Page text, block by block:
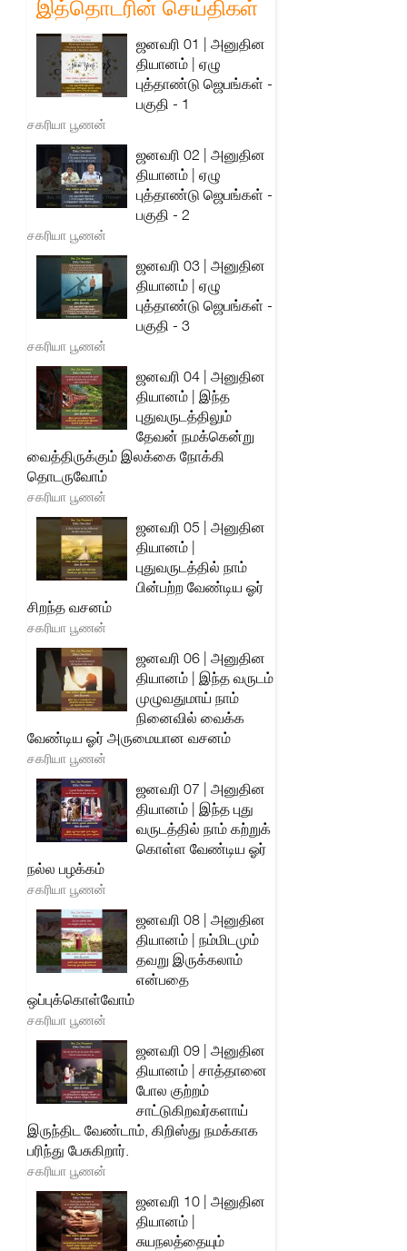
இத்தொடரின் செய்திகள்
ஜனவரி 01 | அனுதின
தியானம் | ஏழு
புத்தாண்டு ஜெபங்கள் -
பகுதி - 1
சகரியா பூணன்
ஜனவரி 02 | அனுதின
தியானம் | ஏழு
புத்தாண்டு ஜெபங்கள் -
பகுதி - 2
சகரியா பூணன்
ஜனவரி 03 | அனுதின
தியானம் | ஏழு
புத்தாண்டு ஜெபங்கள் -
பகுதி - 3
சகரியா பூணன்
ஜனவரி 04 | அனுதின
தியானம் | இந்த
புதுவருடத்திலும்
தேவன் நமக்கென்று
வைத்திருக்கும் இலக்கை நோக்கி
தொடருவோம்
சகரியா பூணன்
ஜனவரி 05 | அனுதின
தியானம் |
புதுவருடத்தில் நாம்
பின்பற்ற வேண்டிய ஓர்
சிறந்த வசனம்
சகரியா பூணன்
ஜனவரி 06 | அனுதின
தியானம் | இந்த வருடம்
முழுவதுமாய் நாம்
நினைவில் வைக்க
வேண்டிய ஓர் அருமையான வசனம்
சகரியா பூணன்
ஜனவரி 07 | அனுதின
தியானம் | இந்த புது
வருடத்தில் நாம் கற்றுக்
கொள்ள வேண்டிய ஓர்
நல்ல பழக்கம்
சகரியா பூணன்
ஜனவரி 08 | அனுதின
தியானம் | நம்மிடமும்
தவறு இருக்கலாம்
என்பதை
ஒப்புக்கொள்வோம்
சகரியா பூணன்
ஜனவரி 09 | அனுதின
தியானம் | சாத்தானை
போல குற்றம்
சாட்டுகிறவர்களாய்
இருந்திட வேண்டாம், கிறிஸ்து நமக்காக
பரிந்து பேசுகிறார்.
சகரியா பூணன்
ஜனவரி 10 | அனுதின
தியானம் |
சுயநலத்தையும்